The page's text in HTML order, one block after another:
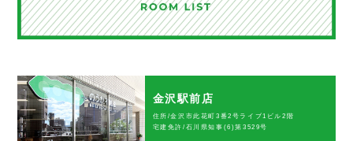
金沢駅前店
住所/金沢市此花町3番2号ライブ1ビル2階
宅建免許/石川県知事(6)第3529号